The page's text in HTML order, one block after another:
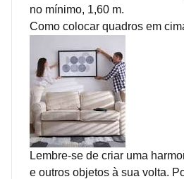
no mínimo, 1,60 m.
Como colocar quadros em
Lembre-se de criar uma
e outros objetos à sua volta.